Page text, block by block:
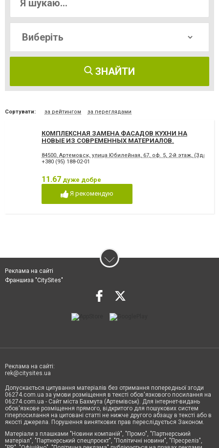
ЗНАЙТИ
Сортувати: за рейтингом за переглядами
КОМПЛЕКСНАЯ ЗАМЕНА ФАСАДОВ КУХНИ НА
НОВЫЕ ИЗ СОВРЕМЕННЫХ МАТЕРИАЛОВ.
84500, Артемовск, улица Юбилейная, 67, оф. 5, 2-й этаж,
+380 (95) 188-02-01
11.67 дуже добре
Я рекомендую
Реклама на сайті
Франшиза "CitySites"
Реклама на сайті:
rek@citysites.ua
Допускається цитування матеріалів без отримання попередньої згоди
06274.com.ua за умови розміщення в тексті обов'язкового посилання на
06274.com.ua - Сайт міста Бахмута (Артемівськ). Для інтернет-видань
обов'язкове розміщення прямого, відкритого для пошукових систем
гіперпосилання на цитовані статті не нижче другого абзацу в тексті або в
якості джерела. Порушення виняткових прав переслідується Законом.
Матеріали з плашками "Новини компаній", "Промо", "Партнерський
матеріал", "Партнерський спецпроєкт", "Політичні новини", "Пресреліз",